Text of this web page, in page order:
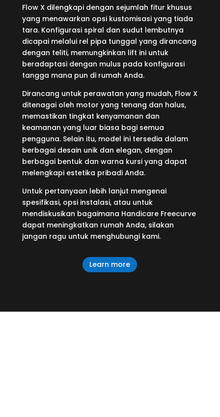
Flow X dilengkapi dengan sejumlah fitur khusus
yang menawarkan opsi kustomisasi yang tiada
tara. Konfigurasi spiral dan sudut lembutnya
dicapai melalui rel pipa tunggal yang dirancang
dengan teliti, memungkinkan lift ini untuk
beradaptasi dengan mulus pada konfigurasi
tangga mana pun di rumah Anda.
Dirancang untuk perawatan yang mudah, Flow X
ditenagai oleh motor yang tenang dan halus,
memastikan tingkat kenyamanan dan
keamanan yang luar biasa bagi semua
pengguna. Selain itu, model ini tersedia dalam
berbagai desain unik dan elegan, dengan
berbagai bentuk dan warna kursi yang dapat
melengkapi estetika pribadi Anda.
Untuk pertanyaan lebih lanjut mengenai
spesifikasi, opsi instalasi, atau untuk
mendiskusikan bagaimana Handicare Freecurve
dapat meningkatkan rumah Anda, silakan
jangan ragu untuk menghubungi kami.
Learn more